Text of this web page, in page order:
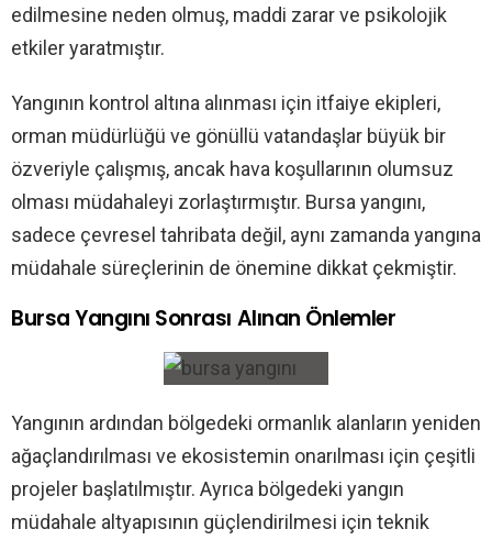
edilmesine neden olmuş, maddi zarar ve psikolojik
etkiler yaratmıştır.
Yangının kontrol altına alınması için itfaiye ekipleri,
orman müdürlüğü ve gönüllü vatandaşlar büyük bir
özveriyle çalışmış, ancak hava koşullarının olumsuz
olması müdahaleyi zorlaştırmıştır. Bursa yangını,
sadece çevresel tahribata değil, aynı zamanda yangına
müdahale süreçlerinin de önemine dikkat çekmiştir.
Bursa Yangını Sonrası Alınan Önlemler
Yangının ardından bölgedeki ormanlık alanların yeniden
ağaçlandırılması ve ekosistemin onarılması için çeşitli
projeler başlatılmıştır. Ayrıca bölgedeki yangın
müdahale altyapısının güçlendirilmesi için teknik